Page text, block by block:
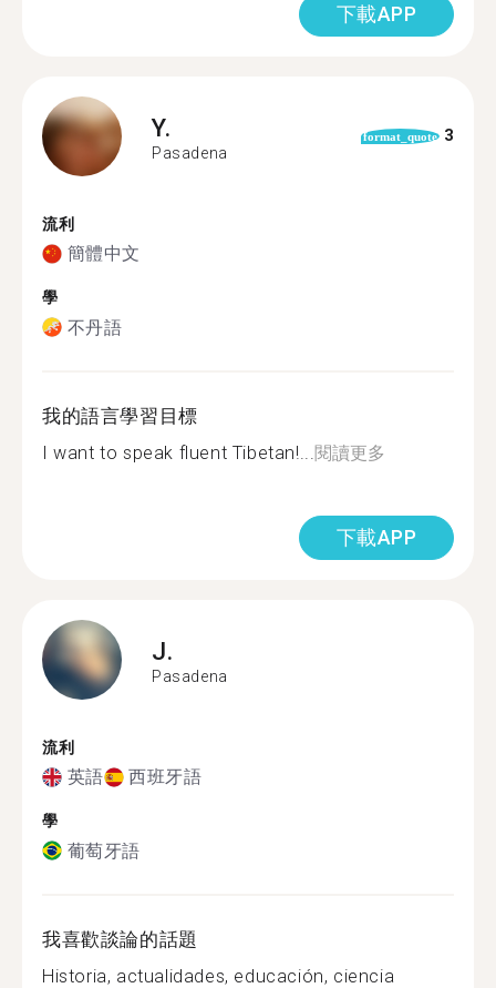
下載APP
Y.
Pasadena
format_quote 3
流利
簡體中文
學
不丹語
我的語言學習目標
I want to speak fluent Tibetan!... 閱讀更多
下載APP
J.
Pasadena
流利
英語 西班牙語
學
葡萄牙語
我喜歡談論的話題
Historia, actualidades, educación, ciencia